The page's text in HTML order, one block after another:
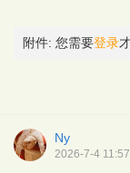
附件: 您需要登录
Ny
2026-7-4 11:57